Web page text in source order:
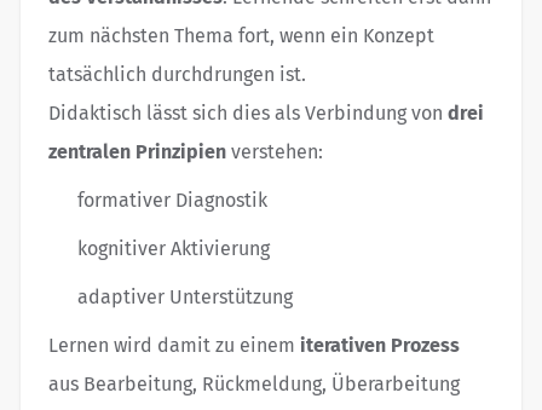
zum nächsten Thema fort, wenn ein Konzept
tatsächlich durchdrungen ist.
Didaktisch lässt sich dies als Verbindung von drei
zentralen Prinzipien verstehen:
formativer Diagnostik
kognitiver Aktivierung
adaptiver Unterstützung
Lernen wird damit zu einem iterativen Prozess
aus Bearbeitung, Rückmeldung, Überarbeitung